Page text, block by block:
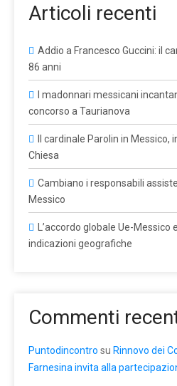
Articoli recenti
Addio a Francesco Guccini: il
86 anni
I madonnari messicani
concorso a Taurianova
Il cardinale Parolin in Messico,
Chiesa
Cambiano i responsabili
Messico
L’accordo globale Ue-Messico
indicazioni geografiche
Commenti
Puntodincontro su Rinnovo dei
Farnesina invita alla